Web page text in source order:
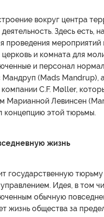
вокруг центра
Здесь есть,
проведения мероприятий
и комната для
и персонал
(Mads Mandrup),
C.F. Møller,
Марианной Левинсен
концепцию этой тюрьмы.
жизнь
государственную
Идея, в том
обычную
жизнь общества за